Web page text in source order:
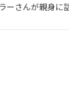
ーさんが親身に